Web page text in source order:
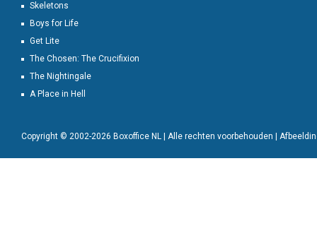
Skeletons
Boys for Life
Get Lite
The Chosen: The Crucifixion
The Nightingale
A Place in Hell
Copyright © 2002-2026 Boxoffice NL | Alle rechten voorbehouden |